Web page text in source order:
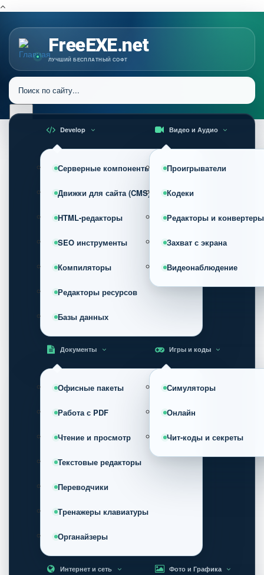
FreeEXE.net
ЛУЧШИЙ БЕСПЛАТНЫЙ СОФТ
Develop
Серверные компоненты
Движки для сайта (CMS)
HTML-редакторы
SEO инструменты
Компиляторы
Редакторы ресурсов
Базы данных
Видео и Аудио
Проигрыватели
Кодеки
Редакторы и конвертеры
Захват с экрана
Видеонаблюдение
Документы
Офисные пакеты
Работа с PDF
Чтение и просмотр
Текстовые редакторы
Переводчики
Тренажеры клавиатуры
Органайзеры
Игры и коды
Симуляторы
Онлайн
Чит-коды и секреты
Интернет и сеть Фото и Графика